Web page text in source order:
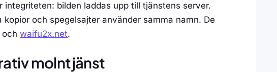
integriteten: bilden laddas upp till tjänstens server.
och spegelsajter använder samma namn. De
och waifu2x.net.
molntjänst